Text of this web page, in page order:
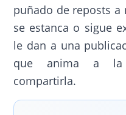
puñado de reposts
se estanca o sigue
le dan a una
que anima a la
compartirla.